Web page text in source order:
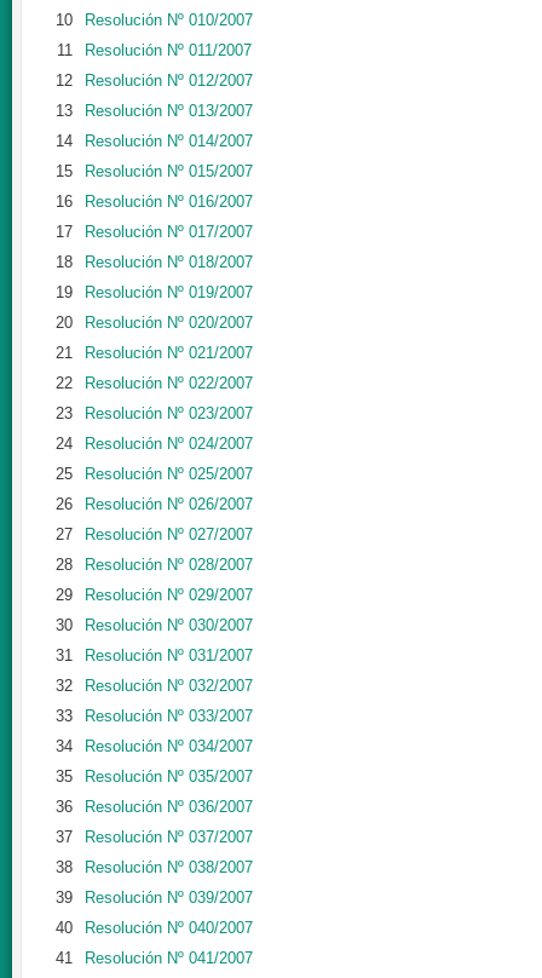
10
Resolución Nº 010/2007
11
Resolución Nº 011/2007
12
Resolución Nº 012/2007
13
Resolución Nº 013/2007
14
Resolución Nº 014/2007
15
Resolución Nº 015/2007
16
Resolución Nº 016/2007
17
Resolución Nº 017/2007
18
Resolución Nº 018/2007
19
Resolución Nº 019/2007
20
Resolución Nº 020/2007
21
Resolución Nº 021/2007
22
Resolución Nº 022/2007
23
Resolución Nº 023/2007
24
Resolución Nº 024/2007
25
Resolución Nº 025/2007
26
Resolución Nº 026/2007
27
Resolución Nº 027/2007
28
Resolución Nº 028/2007
29
Resolución Nº 029/2007
30
Resolución Nº 030/2007
31
Resolución Nº 031/2007
32
Resolución Nº 032/2007
33
Resolución Nº 033/2007
34
Resolución Nº 034/2007
35
Resolución Nº 035/2007
36
Resolución Nº 036/2007
37
Resolución Nº 037/2007
38
Resolución Nº 038/2007
39
Resolución Nº 039/2007
40
Resolución Nº 040/2007
41
Resolución Nº 041/2007